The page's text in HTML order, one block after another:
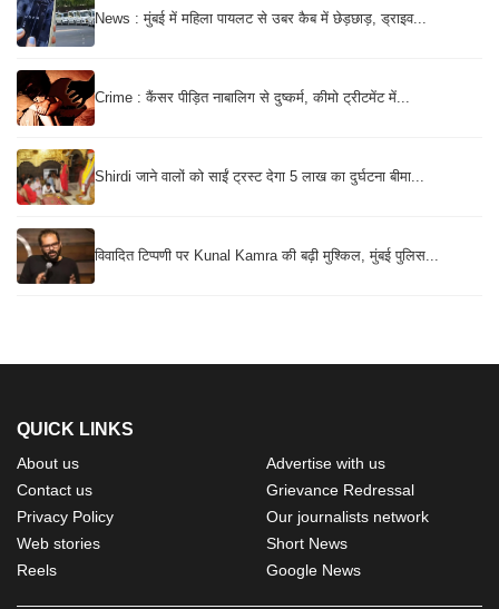
News : मुंबई में महिला पायलट से उबर कैब में छेड़छाड़, ड्राइव...
Crime : कैंसर पीड़ित नाबालिग से दुष्कर्म, कीमो ट्रीटमेंट में...
Shirdi जाने वालों को साईं ट्रस्ट देगा 5 लाख का दुर्घटना बीमा...
विवादित टिप्पणी पर Kunal Kamra की बढ़ी मुश्किल, मुंबई पुलिस...
QUICK LINKS
About us
Contact us
Privacy Policy
Advertise with us
Grievance Redressal
Our journalists network
Web stories
Reels
Short News
Google News